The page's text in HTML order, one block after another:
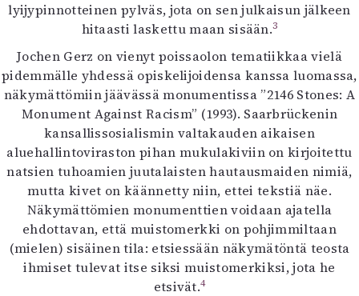
lyijypinnotteinen pylväs, jota on sen julkaisun jälkeen
hitaasti laskettu maan sisään.3
Jochen Gerz on vienyt poissaolon tematiikkaa vielä
pidemmälle yhdessä opiskelijoidensa kanssa luomassa,
näkymättömiin jäävässä monumentissa ”2146 Stones: A
Monument Against Racism” (1993). Saarbrückenin
kansallissosialismin valtakauden aikaisen
aluehallintoviraston pihan mukulakiviin on kirjoitettu
natsien tuhoamien juutalaisten hautausmaiden nimiä,
mutta kivet on käännetty niin, ettei tekstiä näe.
Näkymättömien monumenttien voidaan ajatella
ehdottavan, että muistomerkki on pohjimmiltaan
(mielen) sisäinen tila: etsiessään näkymätöntä teosta
ihmiset tulevat itse siksi muistomerkiksi, jota he
etsivät.4